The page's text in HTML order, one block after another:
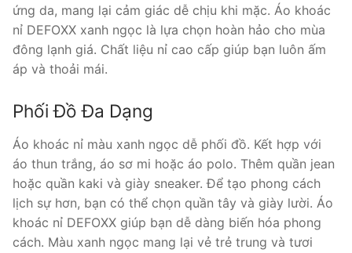
ứng da, mang lại cảm giác dễ chịu khi mặc. Áo khoác
nỉ DEFOXX xanh ngọc là lựa chọn hoàn hảo cho mùa
đông lạnh giá. Chất liệu nỉ cao cấp giúp bạn luôn ấm
áp và thoải mái.
Phối Đồ Đa Dạng
Áo khoác nỉ màu xanh ngọc dễ phối đồ. Kết hợp với
áo thun trắng, áo sơ mi hoặc áo polo. Thêm quần jean
hoặc quần kaki và giày sneaker. Để tạo phong cách
lịch sự hơn, bạn có thể chọn quần tây và giày lười. Áo
khoác nỉ DEFOXX giúp bạn dễ dàng biến hóa phong
cách. Màu xanh ngọc mang lại vẻ trẻ trung và tươi